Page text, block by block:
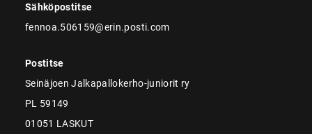
Sähköpostitse
fennoa.506159@erin.posti.com
Postitse
Seinäjoen Jalkapallokerho-juniorit ry
PL 59149
01051 LASKUT